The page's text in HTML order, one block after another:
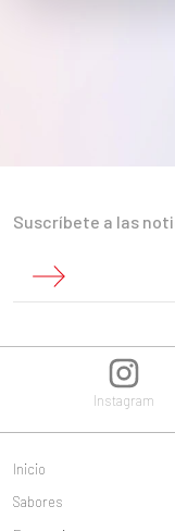
Suscríbete a las
Instagram
Inicio
Sabores